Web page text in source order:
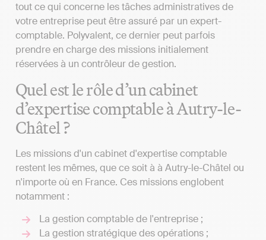
tout ce qui concerne les tâches administratives de
votre entreprise peut être assuré par un expert-
comptable. Polyvalent, ce dernier peut parfois
prendre en charge des missions initialement
réservées à un contrôleur de gestion.
Quel est le rôle d’un cabinet
d’expertise comptable à Autry-le-
Châtel ?
Les missions d'un cabinet d'expertise comptable
restent les mêmes, que ce soit à à Autry-le-Châtel ou
n'importe où en France. Ces missions englobent
notamment :
La gestion comptable de l'entreprise ;
La gestion stratégique des opérations ;